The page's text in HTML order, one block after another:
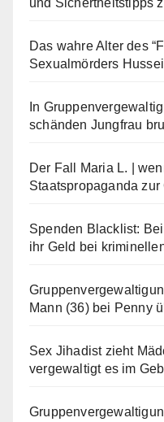
und Sichertheitstipps
Das wahre Alter des
Sexualmörders
In
schänden Jungfrau
Der Fall Maria L. |
Staatspropaganda zur
Spenden Blacklist:
ihr Geld bei
Mann (36) bei Penny
Sex Jihadist zieht
vergewaltigt es im